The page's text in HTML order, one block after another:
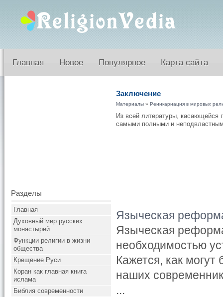
Главная Новое Популярное Карта сайта
Разделы
Главная
Духовный мир русских
монастырей
Функции религии в жизни
общества
Крещение Руси
Коран как главная книга
ислама
Библия современности
Заключение
Материалы »Реинкарнация в мировых
Из всей литературы, касающейся
самыми полными и
Языческая
Языческая
необходимостью
Кажется, как
наших
...